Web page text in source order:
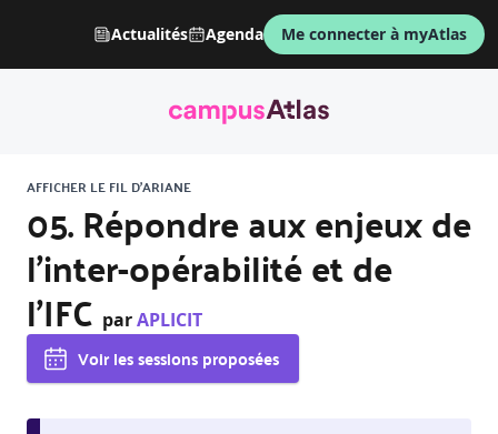
Actualités Agenda Me connecter à myAtlas
AFFICHER LE FIL D'ARIANE
05. Répondre aux enjeux de
l'inter-opérabilité et de
l'IFC parAPLICIT
Voir les sessions proposées